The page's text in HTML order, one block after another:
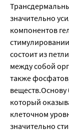
значительно
компонентов
состоит из
между собой
также
веществ.Основу
который
клеточном
значительно